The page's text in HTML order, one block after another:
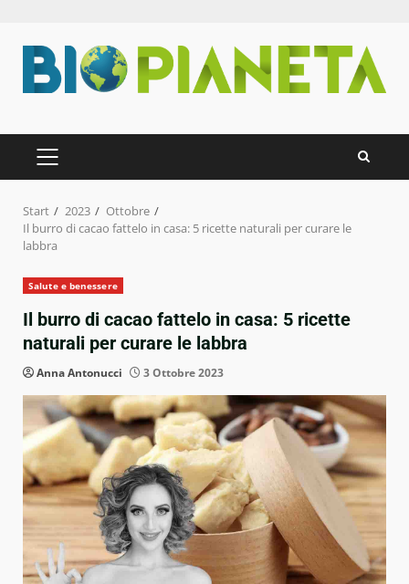
Inhalt
springen
PRIMÄRES
MENÜ
Start 2023
Ottobre
Il burro di cacao fattelo in casa: 5 ricette naturali per curare le
labbra
Salute e benessere
Il burro di cacao fattelo in casa: 5 ricette
naturali per curare le labbra
Anna Antonucci 3 Ottobre 2023